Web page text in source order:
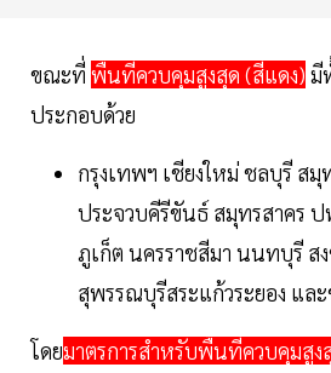
ขณะที่ พื้นที่ควบคุมสูงสุด (สีแดง) มี
ประกอบด้วย
กรุงเทพฯ เชียงใหม่ ชลบุรี สมุ
ประจวบคีรีขันธ์ สมุทรสาคร
ภูเก็ต นครราชสีมา นนทบุรี ส
สุพรรณบุรีสระแก้วระยอง แล
โดยมาตรการสำหรับพื้นที่ควบคุมสูง